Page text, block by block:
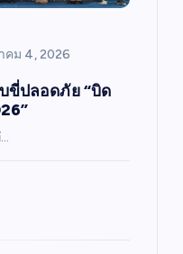
คม 4, 2026
ขี่ปลอดภัย “บิด